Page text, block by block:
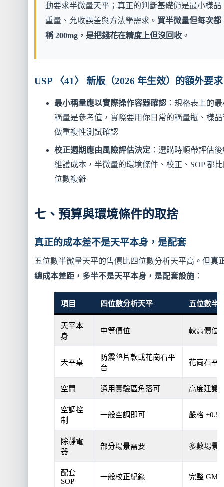
動要求半微量天平；真正的判斷基礎仍是最小樣品
重量、允收誤差與方法學需求。 買半微量但每次都
稱 200mg，是把錢花在精度上但沒回收。
USP 〈41〉 新版（2026 年生效）的額外要求
最小稱量應以實際操作容器確認：規格表上的最
稱量是參考值，實際要用你日常的稱量瓶、樣品
做重複性測試確認
校正週期應由風險評估決定：選購時順帶評估後
維護成本，半微量的環境條件、校正、SOP 都
位數複雜
七、預算與環境條件的取捨
真正的成本差不是天平本身，是配套
五位數半微量天平的售價比四位數分析天平高。但真
總成本差距，多半不是天平本身，是配套設施：
項目 四位數分析天平 五位數半
天平本
身
中等價位 較高價位
天平桌
防震墊片款或花崗石平
台
花崗石平
空間 通用實驗區角落可 高度建議
空調控
制
一般空調即可 嚴格
除靜電
器
部分場景需要 多數場景
配套
SOP
一般校正紀錄 完整 GMP